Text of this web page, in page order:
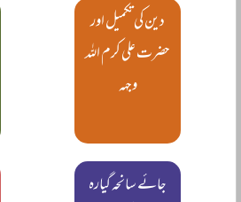
دین کی تکمیل اور
حضرت علی کرم اللہ
وجہہ
جائے سانحہ گیارہ